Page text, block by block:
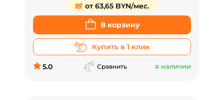
от 63,65 BYN/мес.
В корзину
Купить в 1 клик
5.0 Сравнить в наличии